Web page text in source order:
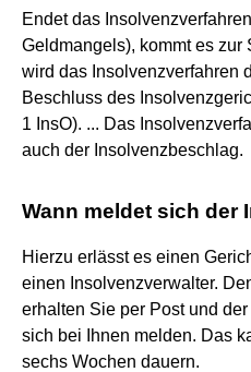
Endet das
Geldmangels), kommt es
wird das Insolvenzverfahren
Beschluss des
1 InsO). ... Das
auch der Insolvenzbeschlag.
Wann meldet sich der
Hierzu erlässt es einen
einen Insolvenzverwalter.
erhalten Sie per Post und
sich bei Ihnen melden. Das
sechs Wochen dauern.